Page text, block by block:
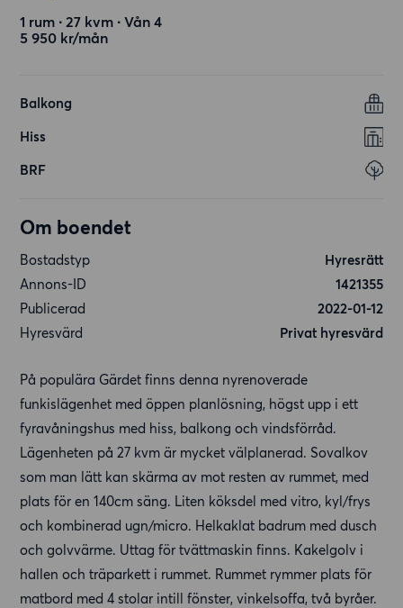
1 rum ∙ 27 kvm ∙ Vån 4
5 950 kr/mån
Balkong
Hiss
BRF
Om boendet
Bostadstyp
Hyresrätt
Annons-ID
1421355
Publicerad
2022-01-12
Hyresvärd
Privat hyresvärd
På populära Gärdet finns denna nyrenoverade
funkislägenhet med öppen planlösning, högst upp i ett
fyravåningshus med hiss, balkong och vindsförråd.
Lägenheten på 27 kvm är mycket välplanerad. Sovalkov
som man lätt kan skärma av mot resten av rummet, med
plats för en 140cm säng. Liten köksdel med vitro, kyl/frys
och kombinerad ugn/micro. Helkaklat badrum med dusch
och golvvärme. Uttag för tvättmaskin finns. Kakelgolv i
hallen och träparkett i rummet. Rummet rymmer plats för
matbord med 4 stolar intill fönster, vinkelsoffa, två byråer.